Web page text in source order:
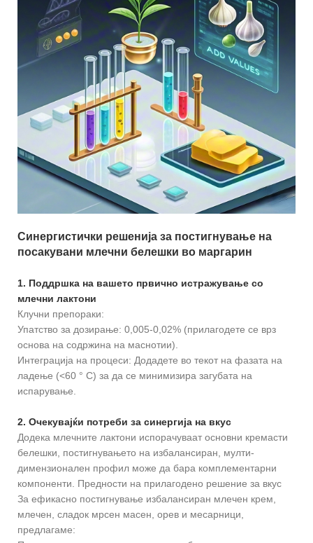
Синергистички решенија за постигнување на
посакувани млечни белешки во маргарин
1. Поддршка на вашето првично истражување со
млечни лактони
Клучни препораки:
Упатство за дозирање: 0,005-0,02% (прилагодете се врз
основа на содржина на маснотии).
Интеграција на процеси: Додадете во текот на фазата на
ладење (<60 ° C) за да се минимизира загубата на
испарување.
2. Очекувајќи потреби за синергија на вкус
Додека млечните лактони испорачуваат основни кремасти
белешки, постигнувањето на избалансиран, мулти-
димензионален профил може да бара комплементарни
компоненти. Предности на прилагодено решение за вкус
За ефикасно постигнување избалансиран млечен крем,
млечен, сладок мрсен масен, орев и месарници,
предлагаме: